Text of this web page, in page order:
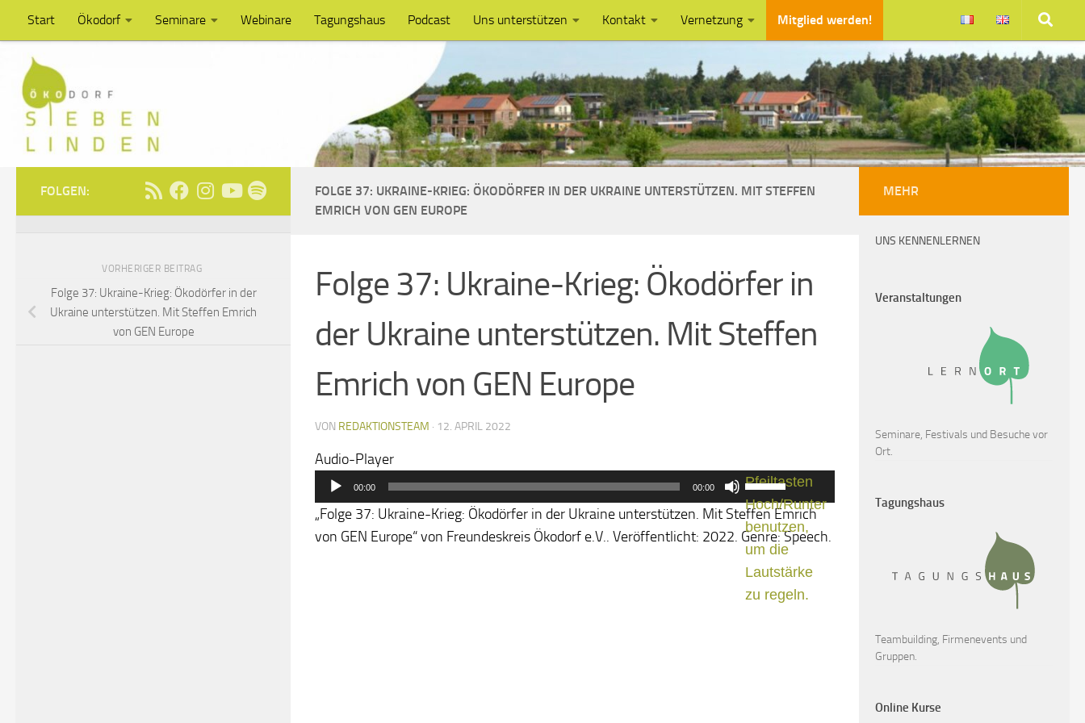
Unter dem Inhalt
Start Ökodorf Seminare Webinare Tagungshaus Podcast Uns unterstützen Kontakt Vernetzung Mitglied werden!
FOLGE 37: UKRAINE-KRIEG: ÖKODÖRFER IN DER UKRAINE UNTERSTÜTZEN. MIT STEFFEN
EMRICH VON GEN EUROPE
Folge 37: Ukraine-Krieg: Ökodörfer in
der Ukraine unterstützen. Mit Steffen
Emrich von GEN Europe
VON REDAKTIONSTEAM · 12. APRIL 2022
Audio-Player
00:00 00:00
Pfeiltasten
Hoch/Runter
benutzen,
um die
Lautstärke
zu regeln.
„Folge 37: Ukraine-Krieg: Ökodörfer in der Ukraine unterstützen. Mit Steffen Emrich
von GEN Europe“ von Freundeskreis Ökodorf e.V.. Veröffentlicht: 2022. Genre: Speech.
FOLGEN:
VORHERIGER BEITRAG
Folge 37: Ukraine-Krieg: Ökodörfer in der
Ukraine unterstützen. Mit Steffen Emrich
von GEN Europe
MEHR
UNS KENNENLERNEN
Veranstaltungen
Seminare, Festivals und Besuche vor
Ort.
Tagungshaus
Teambuilding, Firmenevents und
Gruppen.
Online Kurse